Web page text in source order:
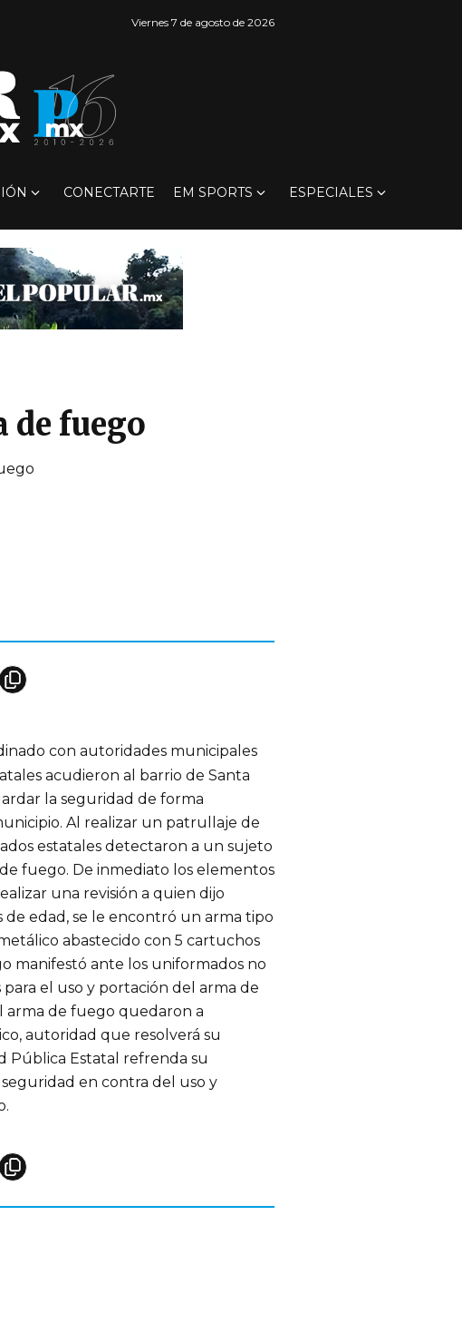
Viernes 7 de agosto de 2026
CONECTARTE EM SPORTS ESPECIALES
de fuego
con autoridades municipales
acudieron al barrio de Santa
la seguridad de forma
Al realizar un patrullaje de
estatales detectaron a un sujeto
fuego. De inmediato los elementos
una revisión a quien dijo
de edad, se le encontró un arma tipo
abastecido con 5 cartuchos
manifestó ante los uniformados no
el uso y portación del arma de
arma de fuego quedaron a
autoridad que resolverá su
Pública Estatal refrenda su
en contra del uso y